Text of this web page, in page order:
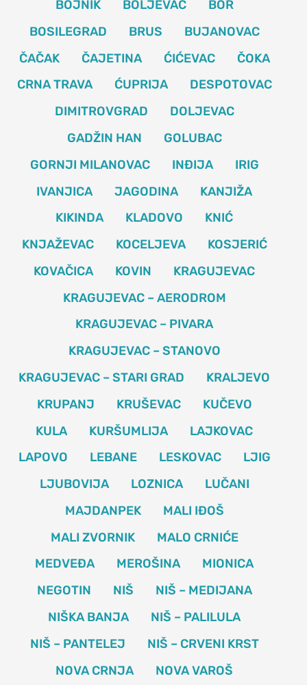
BOJNIK
BOLJEVAC
BOR
BOSILEGRAD
BRUS
BUJANOVAC
ČAČAK
ČAJETINA ĆIĆEVAC
ČOKA
CRNA TRAVA
ĆUPRIJA
DESPOTOVAC
DIMITROVGRAD
DOLJEVAC
GADŽIN HAN
GOLUBAC
GORNJI MILANOVAC
INĐIJA
IRIG
IVANJICA
JAGODINA
KANJIŽA
KIKINDA
KLADOVO
KNIĆ
KNJAŽEVAC
KOCELJEVA
KOSJERIĆ
KOVAČICA
KOVIN
KRAGUJEVAC
KRAGUJEVAC – AERODROM
KRAGUJEVAC – PIVARA
KRAGUJEVAC – STANOVO
KRAGUJEVAC – STARI GRAD
KRALJEVO
KRUPANJ
KRUŠEVAC
KUČEVO
KULA
KURŠUMLIJA
LAJKOVAC
LAPOVO
LEBANE LESKOVAC
LJIG
LJUBOVIJA
LOZNICA
LUČANI
MAJDANPEK
MALI IĐOŠ
MALI ZVORNIK
MALO CRNIĆE
MEDVEĐA
MEROŠINA
MIONICA
NEGOTIN
NIŠ
NIŠ – MEDIJANA
NIŠKA BANJA
NIŠ – PALILULA
NIŠ – PANTELEJ
NIŠ – CRVENI KRST
NOVA CRNJA
NOVA VAROŠ